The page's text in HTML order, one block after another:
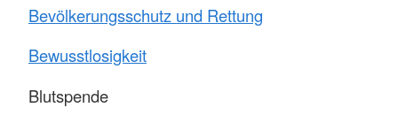
Bevölkerungsschutz und Rettung
Bewusstlosigkeit
Blutspende